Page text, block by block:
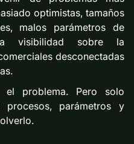
optimistas, tamaños
malos parámetros de
visibilidad sobre la
desconectadas
el problema. Pero solo
procesos, parámetros y